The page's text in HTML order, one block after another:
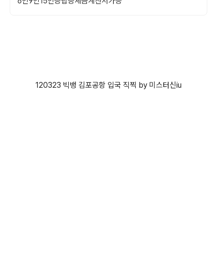
120323 빅뱅 김포공항 입국 직찍 by 미스터신iu